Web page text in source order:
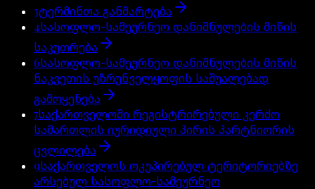
3ტერმინთა განმარტება
4სასოფლო-სამეურნეო დანიშნულების მიწის
საკუთრება
6სასოფლო-სამეურნეო დანიშნულების მიწის
ნაკვეთის უზრუნველყოფის საშუალებად
გამოყენება
7საქართველოში რეგისტრირებული კერძო
სამართლის იურიდიული პირის პარტნიორის
ცვლილება
9საქართველოს ოკუპირებულ ტერიტორიებზე
არსებულ სასოფლო-სამეურნეო